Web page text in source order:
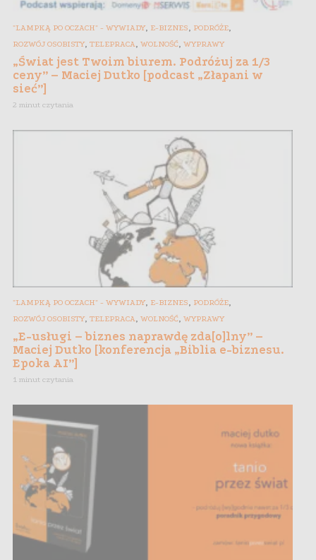
"LAMPKĄ PO OCZACH" - WYWIADY, E-BIZNES, PODRÓŻE,
ROZWÓJ OSOBISTY, TELEPRACA, WOLNOŚĆ, WYPRAWY
„Świat jest Twoim biurem. Podróżuj za 1/3
ceny” – Maciej Dutko [podcast „Złapani w
sieć”]
2 minut czytania
"LAMPKĄ PO OCZACH" - WYWIADY, E-BIZNES PODRÓŻE
ROZWÓJ OSOBISTY, TELEPRACA WOLNOŚĆ WYPRAWY
„E-usługi – biznes naprawdę zda[o]lny” –
Maciej Dutko [konferencja „Biblia e-biznesu.
Epoka AI”]
1 minut czytania